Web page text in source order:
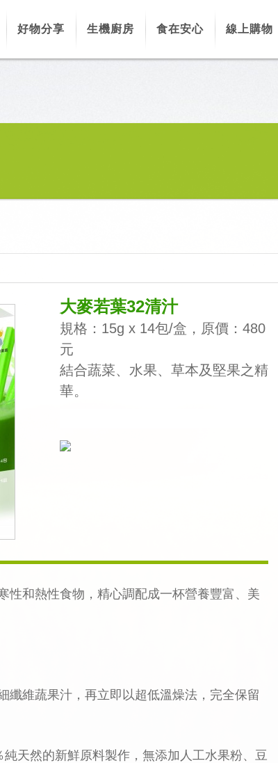
好物分享 生機廚房 食在安心 線上購物
大麥若葉32清汁
規格：15g x 14包/盒，原價：480
元
結合蔬菜、水果、草本及堅果之精
華。
性和熱性食物，精心調配成一杯營養豐富、美
纖維蔬果汁，再立即以超低溫燥法，完全保留
天然的新鮮原料製作，無添加人工水果粉、豆